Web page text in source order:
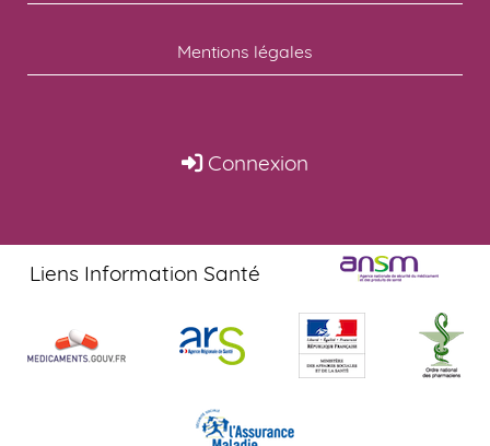
Mentions légales
Connexion
Liens Information Santé